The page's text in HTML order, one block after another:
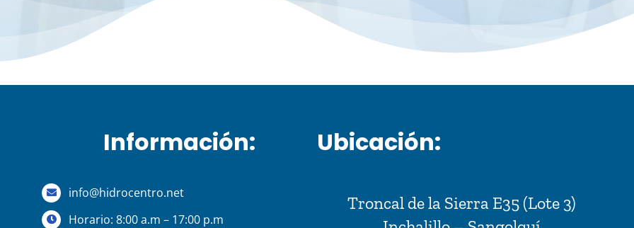
Información:
info@hidrocentro.net
Horario: 8:00 a.m – 17:00 p.m
Ubicación:
Troncal de la Sierra E35 (Lote 3)